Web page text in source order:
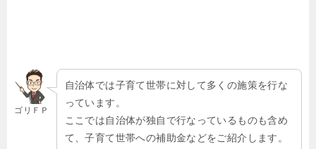
ゴリＦＰ
自治体では子育て世帯に対して多くの施策を行な
っています。
ここでは自治体が独自で行なっているものも含め
て、子育て世帯への補助金などをご紹介します。